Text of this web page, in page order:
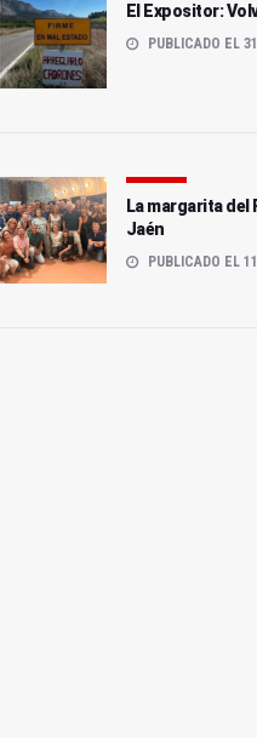
El Expositor:
PUBLICADO EL
La margarita
Jaén
PUBLICADO EL